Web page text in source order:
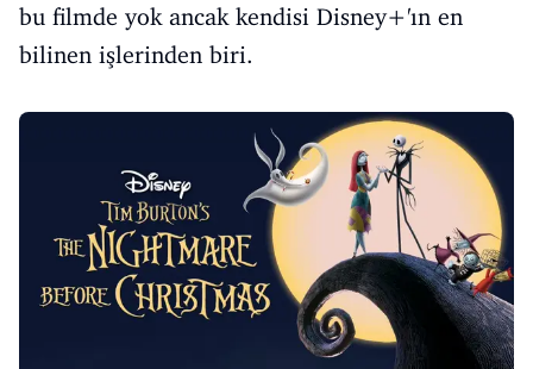
bu filmde yok ancak kendisi Disney+'ın en
bilinen işlerinden biri.